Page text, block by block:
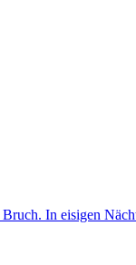
In eisigen